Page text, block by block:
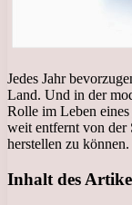
Jedes Jahr
Land. Und in der
Rolle im Leben
weit entfernt von der
herstellen zu können.
Inhalt des